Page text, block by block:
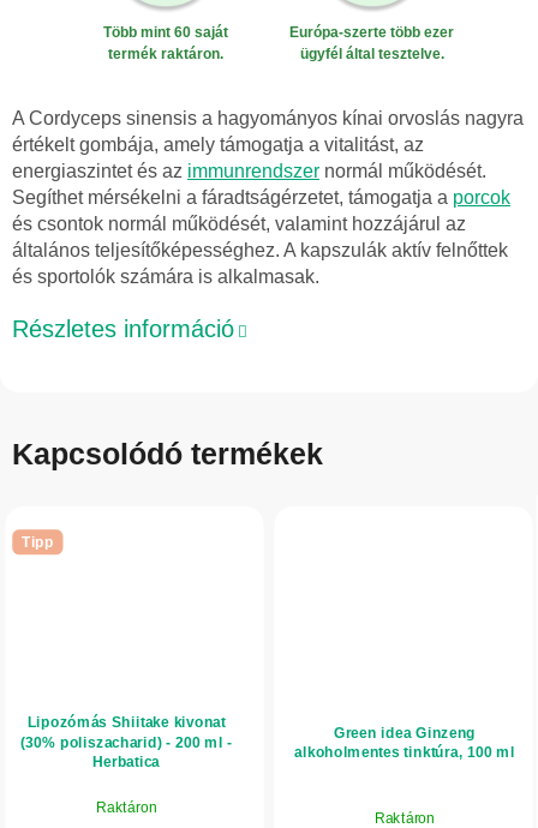
Több mint 60 saját
termék raktáron.
Európa-szerte több ezer
ügyfél által tesztelve.
A Cordyceps sinensis a hagyományos kínai orvoslás nagyra
értékelt gombája, amely támogatja a vitalitást, az
energiaszintet és az immunrendszer normál működését.
Segíthet mérsékelni a fáradtságérzetet, támogatja a porcok
és csontok normál működését, valamint hozzájárul az
általános teljesítőképességhez. A kapszulák aktív felnőttek
és sportolók számára is alkalmasak.
Részletes információ
Kapcsolódó termékek
Tipp
Lipozómás Shiitake kivonat
(30% poliszacharid) - 200 ml -
Herbatica
Raktáron
Green idea Ginzeng
alkoholmentes tinktúra, 100 ml
Raktáron